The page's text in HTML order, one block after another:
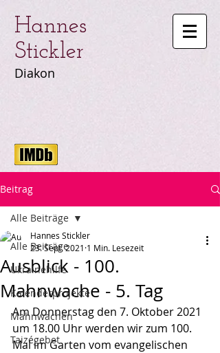
Hannes
Stickler
Diakon
Beitrag
Alle Beiträge
Ukrainehilfe
Kalenderprojekte
Mahnwachen
Taizégebet
Alle Beiträge
Ausblick - 100.
Mahnwache - 5. Tag
Hannes Stickler
23. Sept. 2021 1 Min. Lesezeit
Am Donnerstag den 7. Oktober 2021
um 18.00 Uhr werden wir zum 100.
Mal im Garten vom evangelischen